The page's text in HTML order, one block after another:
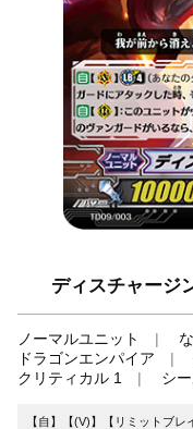
ディスチャージ
ノーマルユニット
ドラゴンエンパイア
クリティカル 1
シ
【自】【(V)】【リミットブ